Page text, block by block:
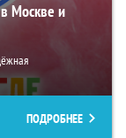
Москве и
ПОДРОБНЕЕ